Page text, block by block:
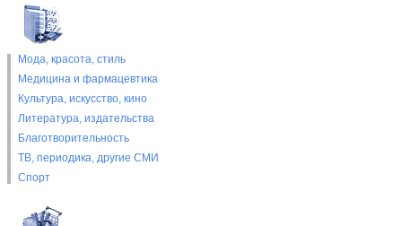
Мода, красота, стиль
Медицина и фармацевтика
Культура, искусство, кино
Литература, издательства
Благотворительность
ТВ, периодика, другие СМИ
Спорт